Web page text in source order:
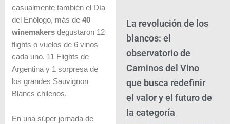
casualmente también el Día
del Enólogo, más de 40
winemakersdegustaron 12
flights o vuelos de 6 vinos
cada uno. 11 Flights de
Argentina y 1 sorpresa de
los grandes Sauvignon
Blancs chilenos.
En una súper jornada de
La revolución de los
blancos: el
observatorio de
Caminos del Vino
que busca redefinir
el valor y el futuro de
la categoría